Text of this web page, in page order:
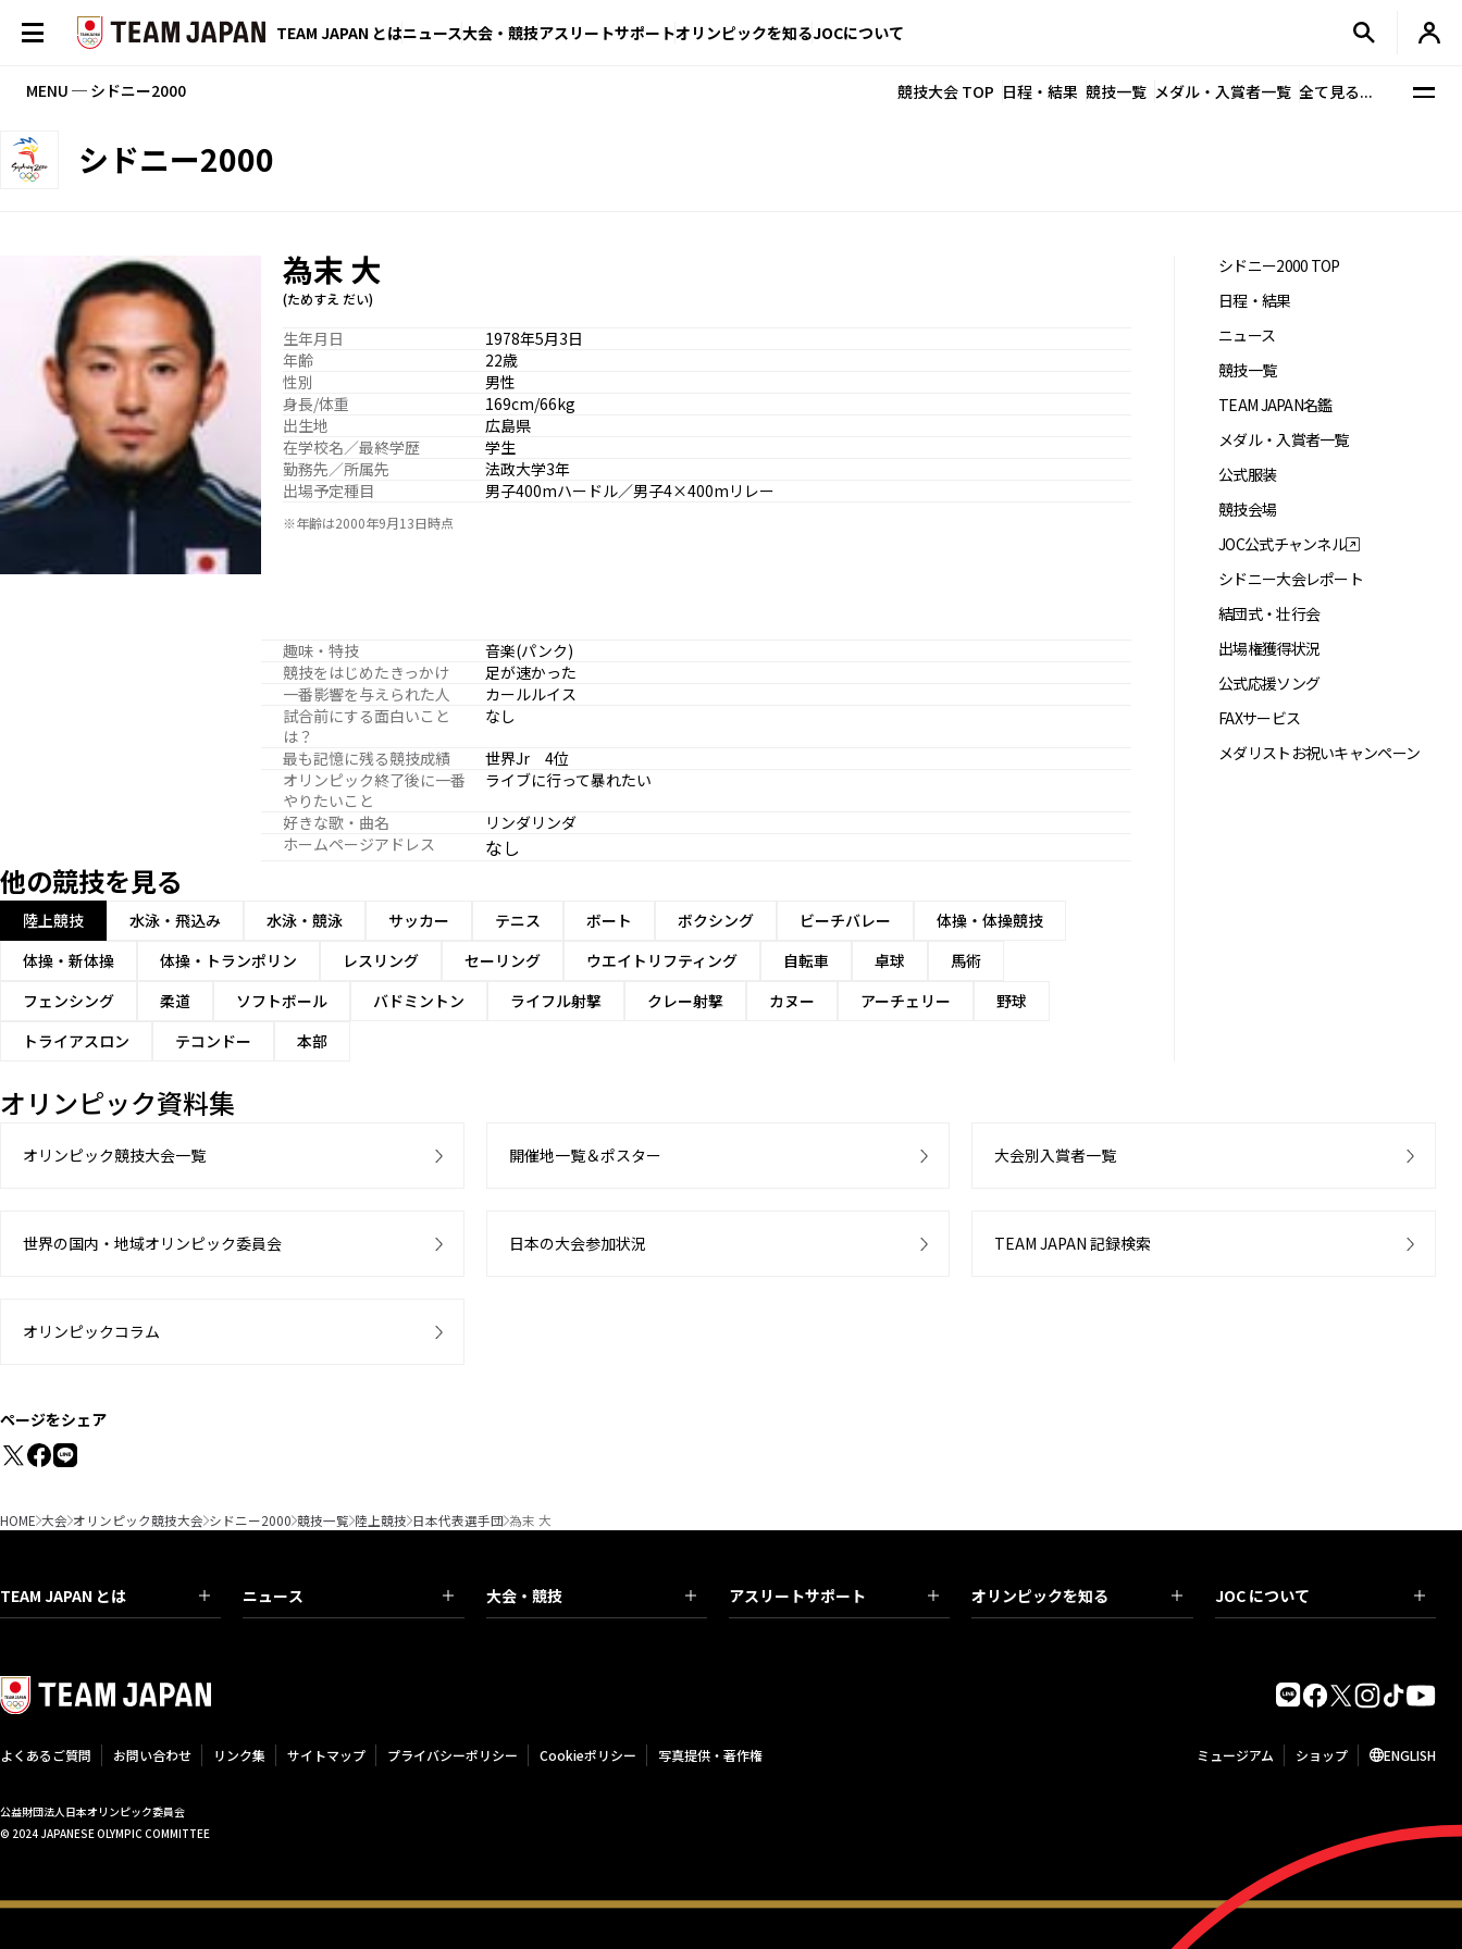
TEAM JAPAN とはニュース大会・競技アスリートサポートオリンピックを知るJOCについて
MENU ─ シドニー2000 競技大会 TOP 日程・結果 競技一覧 メダル・入賞者一覧 全て見る...
シドニー2000
為末 大
(ためすえ だい)
生年月日
1978年5月3日
年齢
22歳
性別
男性
身長/体重
169cm/66kg
出生地
広島県
在学校名／最終学歴
学生
勤務先／所属先
法政大学3年
出場予定種目
男子400mハードル／男子4×400mリレー
※年齢は2000年9月13日時点
趣味・特技
音楽(パンク)
競技をはじめたきっかけ
足が速かった
一番影響を与えられた人
カールルイス
試合前にする面白いこと
は？
なし
最も記憶に残る競技成績
世界Jr 4位
オリンピック終了後に一番
やりたいこと
ライブに行って暴れたい
好きな歌・曲名
リンダリンダ
ホームページアドレス
なし
他の競技を見る
陸上競技 水泳・飛込み 水泳・競泳 サッカー テニス ボート ボクシング ビーチバレー
体操・体操競技
体操・新体操
体操・トランポリン レスリング セーリング ウエイトリフティング 自転車 卓球
馬術
フェンシング
柔道 ソフトボール バドミントン ライフル射撃 クレー射撃 カヌー アーチェリー
野球
トライアスロン
テコンドー 本部
シドニー2000 TOP
日程・結果
ニュース
競技一覧
TEAM JAPAN名鑑
メダル・入賞者一覧
公式服装
競技会場
JOC公式チャンネル
シドニー大会レポート
結団式・壮行会
出場権獲得状況
公式応援ソング
FAXサービス
メダリストお祝いキャンペーン
オリンピック資料集
オリンピック競技大会一覧 開催地一覧＆ポスター 大会別入賞者一覧
世界の国内・地域オリンピック委員会 日本の大会参加状況 TEAM JAPAN 記録検索
オリンピックコラム
ページをシェア
HOME 大会 オリンピック競技大会 シドニー2000 競技一覧 陸上競技 日本代表選手団 為末 大
TEAM JAPAN とは ニュース 大会・競技 アスリートサポート オリンピックを知る JOC について
よくあるご質問 お問い合わせ リンク集 サイトマップ プライバシーポリシー Cookieポリシー 写真提供・著作権 ミュージアム ショップ ENGLISH
公益財団法人日本オリンピック委員会
© 2024 JAPANESE OLYMPIC COMMITTEE